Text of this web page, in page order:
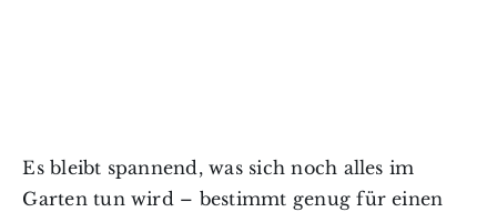
Es bleibt spannend, was sich noch alles im
Garten tun wird – bestimmt genug für einen